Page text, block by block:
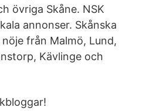
övriga Skåne. NSK
annonser. Skånska
från Malmö, Lund,
Kävlinge och